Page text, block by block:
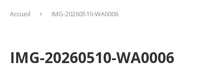
Accueil IMG-20260510-WA0006
IMG-20260510-WA0006